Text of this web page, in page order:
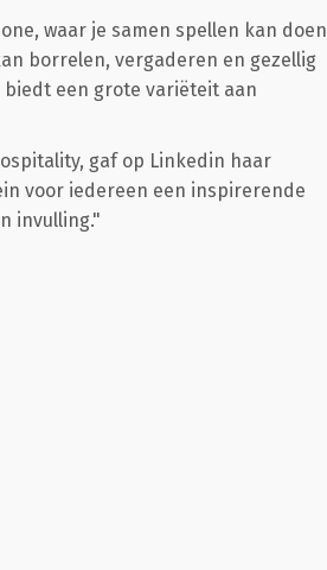
waar je samen spellen kan doen
borrelen, vergaderen en gezellig
een grote variëteit aan
gaf op Linkedin haar
voor iedereen een inspirerende
invulling."